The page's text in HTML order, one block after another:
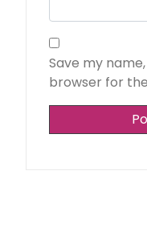
Save my
browser for